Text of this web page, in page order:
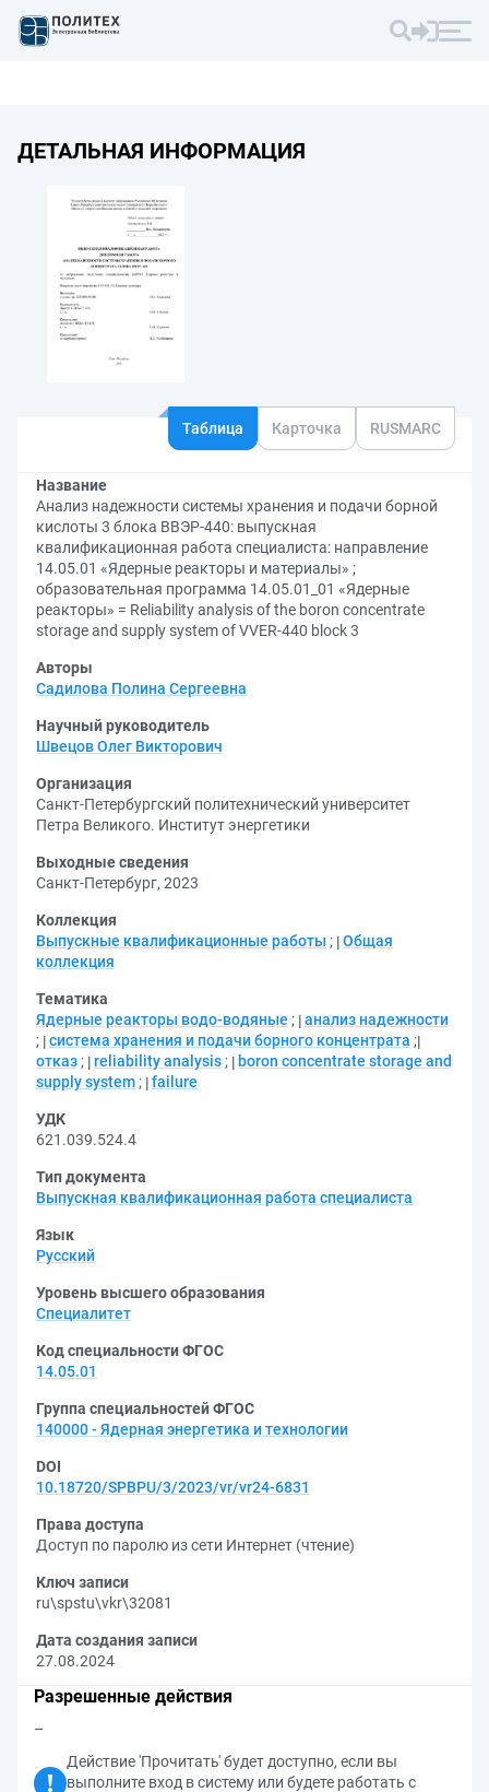
ДЕТАЛЬНАЯ ИНФОРМАЦИЯ
Таблица Карточка RUSMARC
Название
Анализ надежности системы хранения и подачи борной
кислоты 3 блока ВВЭР-440: выпускная
квалификационная работа специалиста: направление
14.05.01 «Ядерные реакторы и материалы» ;
образовательная программа 14.05.01_01 «Ядерные
реакторы» = Reliability analysis of the boron concentrate
storage and supply system of VVER-440 block 3
Авторы
Садилова Полина Сергеевна
Научный руководитель
Швецов Олег Викторович
Организация
Санкт-Петербургский политехнический университет
Петра Великого. Институт энергетики
Выходные сведения
Санкт-Петербург, 2023
Коллекция
Выпускные квалификационные работы ; Общая
коллекция
Тематика
Ядерные реакторы водо-водяные ; анализ надежности
; система хранения и подачи борного концентрата ;
отказ ; reliability analysis ;
boron concentrate storage and
supply system ; failure
УДК
621.039.524.4
Тип документа
Выпускная квалификационная работа специалиста
Язык
Русский
Уровень высшего образования
Специалитет
Код специальности ФГОС
14.05.01
Группа специальностей ФГОС
140000 - Ядерная энергетика и технологии
DOI
10.18720/SPBPU/3/2023/vr/vr24-6831
Права доступа
Доступ по паролю из сети Интернет (чтение)
Ключ записи
ru\spstu\vkr\32081
Дата создания записи
27.08.2024
Разрешенные действия
–
Действие 'Прочитать' будет доступно, если вы
выполните вход в систему или будете работать с